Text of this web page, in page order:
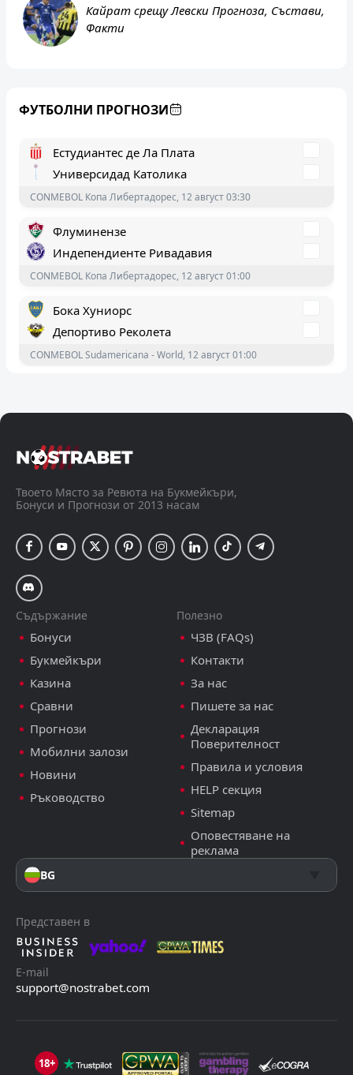
Кайрат срещу Левски Прогноза, Състави,
Факти
ФУТБОЛНИ ПРОГНОЗИ
CONMEBOL Копа Либертадорес, 12 август 03:30
Естудиантес де Ла Плата
Универсидад Католика
CONMEBOL Копа Либертадорес, 12 август 03:30
Флуминензе
Индепендиенте Ривадавия
CONMEBOL Копа Либертадорес, 12 август 01:00
Бока Хуниорс
Депортиво Реколета
CONMEBOL Sudamericana - World, 12 август 01:00
Арарат-Армения
Слован Братислава
Мялби АИФ
UEFA Champions League - World, 11 август 21:15
Твоето Място за Ревюта на Букмейкъри,
Бонуси и Прогнози от 2013 насам
Съдържание
Бонуси
Букмейкъри
Казина
Сравни
Прогнози
Мобилни залози
Новини
Ръководство
Полезно
ЧЗВ (FAQs)
Контакти
За нас
Пишете за нас
Декларация
Поверителност
Правила и условия
HELP секция
Sitemap
Оповестяване на
реклама
BG
Представен в
E-mail
support@nostrabet.com
18+